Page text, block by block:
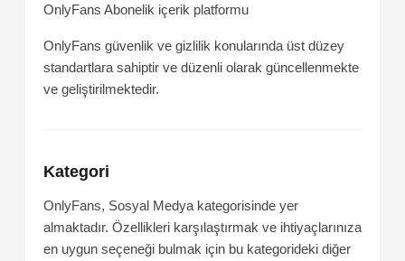
OnlyFans Abonelik içerik platformu
OnlyFans güvenlik ve gizlilik konularında üst düzey
standartlara sahiptir ve düzenli olarak güncellenmekte
ve geliştirilmektedir.
Kategori
OnlyFans, Sosyal Medya kategorisinde yer
almaktadır. Özellikleri karşılaştırmak ve ihtiyaçlarınıza
en uygun seçeneği bulmak için bu kategorideki diğer